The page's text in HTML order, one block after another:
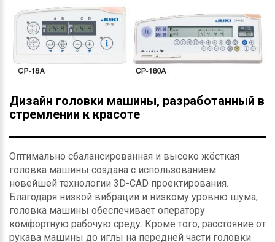
Дизайн головки машины, разработанный в
стремлении к красоте
Оптимально сбалансированная и высоко жёсткая
головка машины создана с использованием
новейшей технологии 3D-CAD проектирования.
Благодаря низкой вибрации и низкому уровню шума,
головка машины обеспечивает оператору
комфортную рабочую среду. Кроме того, расстояние от
рукава машины до иглы на передней части головки